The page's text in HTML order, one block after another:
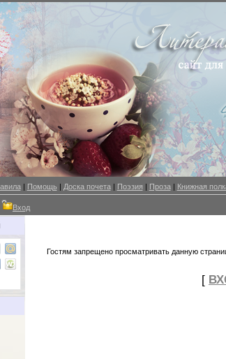
| Помощь | Доска почета| Поэзия | Проза| Книжная
Вход
Гостям запрещено просматривать данную
[